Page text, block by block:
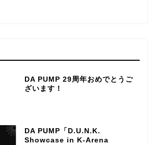
DA PUMP 29周年おめでとうご
ざいます！
DA PUMP「D.U.N.K.
Showcase in K-Arena